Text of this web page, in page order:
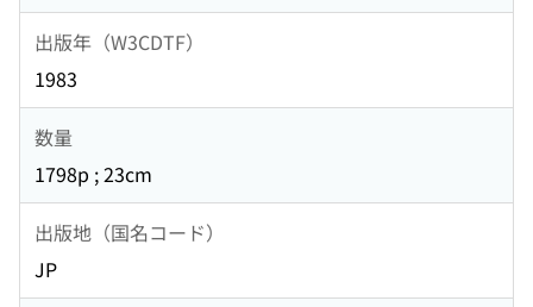
出版年（W3CDTF）
1983
数量
1798p ; 23cm
出版地（国名コード）
JP